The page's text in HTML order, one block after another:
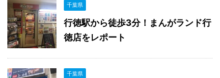
千葉県
行徳駅から徒歩3分！まんがランド行
徳店をレポート
千葉県